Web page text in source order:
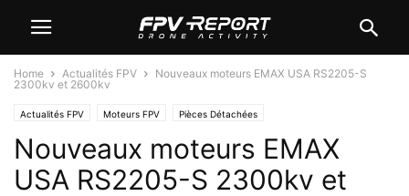
Home Actualités FPV
Nouveaux moteurs EMAX USA RS2205-S
2300kv et 2600kv
Actualités FPV Moteurs FPV Pièces Détachées
Nouveaux moteurs EMAX
USA RS2205-S 2300kv et